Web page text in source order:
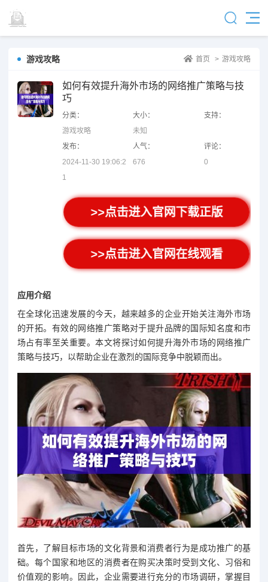
游戏攻略 首页 > 游戏攻略
如何有效提升海外市场的网络推广策略与技
巧
分类：
游戏攻略
大小：
未知
支持：
发布：
2024-11-30 19:06:2
1
人气：
676
评论：
0
>>点击进入官网下载正版
>>点击进入官网在线观看
应用介绍
在全球化迅速发展的今天，越来越多的企业开始关注海外市场
的开拓。有效的网络推广策略对于提升品牌的国际知名度和市
场占有率至关重要。本文将探讨如何提升海外市场的网络推广
策略与技巧，以帮助企业在激烈的国际竞争中脱颖而出。
首先，了解目标市场的文化背景和消费者行为是成功推广的基
础。每个国家和地区的消费者在购买决策时受到文化、习俗和
价值观的影响。因此，企业需要进行充分的市场调研，掌握目